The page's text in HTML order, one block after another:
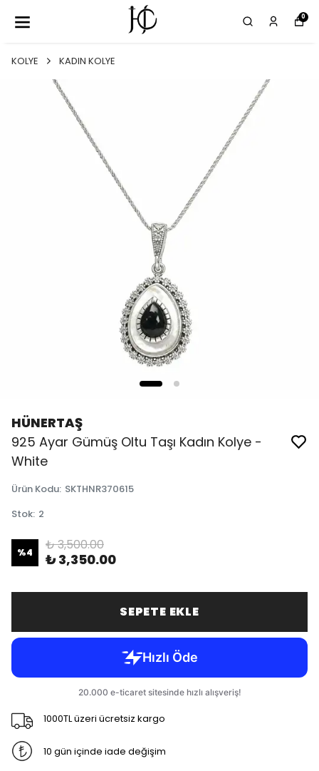
0
KOLYE KADIN KOLYE
HÜNERTAŞ
925 Ayar Gümüş Oltu Taşı Kadın Kolye -
White
Ürün Kodu: SKTHNR370615
Stok: 2
%4 ₺ 3,500.00
₺ 3,350.00
SEPETE EKLE
1000TL üzeri ücretsiz kargo
10 gün içinde iade değişim